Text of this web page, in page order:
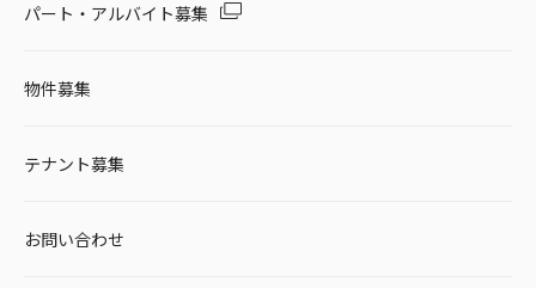
パート・アルバイト募集
物件募集
テナント募集
お問い合わせ